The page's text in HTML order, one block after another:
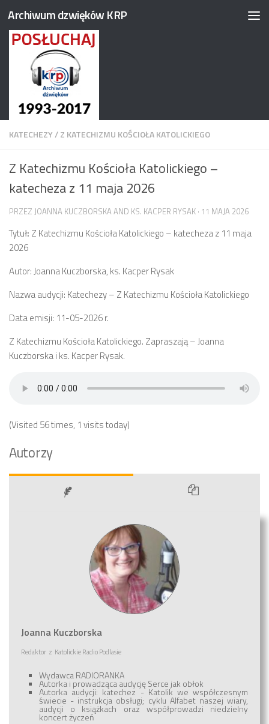
Przejdź do treści
Archiwum dzwięków KRP
KATECHEZY/Z KATECHIZMU KOŚCIOŁA KATOLICKIEGO
Z Katechizmu Kościoła Katolickiego –
katecheza z 11 maja 2026
PRZEZ JOANNA KUCZBORSKAAND KS. KACPER RYSAK · 11 MAJA 2026
Tytuł: Z Katechizmu Kościoła Katolickiego – katecheza z 11 maja
2026
Autor: Joanna Kuczborska, ks. Kacper Rysak
Nazwa audycji: Katechezy – Z Katechizmu Kościoła Katolickiego
Data emisji: 11-05-2026 r.
Z Katechizmu Kościoła Katolickiego. Zapraszają – Joanna
Kuczborska i ks. Kacper Rysak.
(Visited 56 times, 1 visits today)
Autorzy
Joanna Kuczborska
Redaktor z Katolickie Radio Podlasie
Wydawca RADIORANKA
Autorka i prowadząca audycję Serce jak obłok
Autorka audycji: katechez - Katolik we współczesnym
świecie - instrukcja obsługi; cyklu Alfabet naszej wiary,
audycji o książkach oraz współprowadzi niedzielny
koncert życzeń